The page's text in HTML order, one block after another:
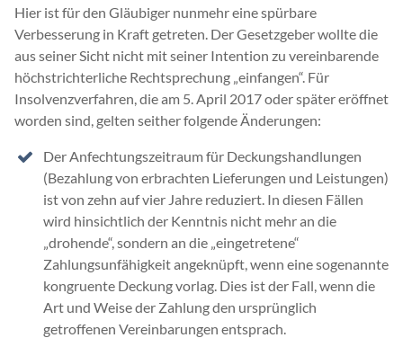
Hier ist für den Gläubiger nunmehr eine spürbare
Verbesserung in Kraft getreten. Der Gesetzgeber wollte die
aus seiner Sicht nicht mit seiner Intention zu vereinbarende
höchstrichterliche Rechtsprechung „einfangen“. Für
Insolvenzverfahren, die am 5. April 2017 oder später eröffnet
worden sind, gelten seither folgende Änderungen:
Der Anfechtungszeitraum für Deckungshandlungen
(Bezahlung von erbrachten Lieferungen und Leistungen)
ist von zehn auf vier Jahre reduziert. In diesen Fällen
wird hinsichtlich der Kenntnis nicht mehr an die
„drohende“, sondern an die „eingetretene“
Zahlungsunfähigkeit angeknüpft, wenn eine sogenannte
kongruente Deckung vorlag. Dies ist der Fall, wenn die
Art und Weise der Zahlung den ursprünglich
getroffenen Vereinbarungen entsprach.